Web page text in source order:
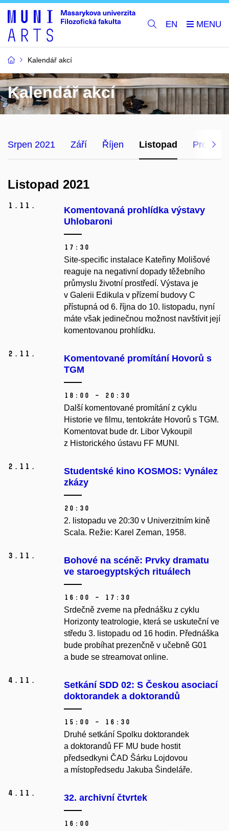
EN
Kalendář akcí
Kalendář akcí
Srpen 2021 Září Říjen Listopad Prosinec
Listopad 2021
1. 11.
Komentovaná prohlídka výstavy
Uhlobaroni
17:30
Site-specific instalace Kateřiny Molišové
reaguje na negativní dopady těžebního
průmyslu životní prostředí. Výstava je
v Galerii Edikula v přízemí budovy C
přístupná od 6. října do 10. listopadu, nyní
máte však jedinečnou možnost navštívit její
komentovanou prohlídku.
2. 11.
Komentované promítání Hovorů s
TGM
18:00 – 20:30
Další komentované promítání z cyklu
Historie ve filmu, tentokráte Hovorů s TGM.
Komentovat bude dr. Libor Vykoupil
z Historického ústavu FF MUNI.
2. 11.
Studentské kino KOSMOS: Vynález
zkázy
20:30
2. listopadu ve 20:30 v Univerzitním kině
Scala. Režie: Karel Zeman, 1958.
3. 11.
Bohové na scéně: Prvky dramatu
ve staroegyptských rituálech
16:00 – 17:30
Srdečně zveme na přednášku z cyklu
Horizonty teatrologie, která se uskuteční ve
středu 3. listopadu od 16 hodin. Přednáška
bude probíhat prezenčně v učebně G01
a bude se streamovat online.
4. 11.
Setkání SDD 02: S Českou asociací
doktorandek a doktorandů
15:00 – 16:30
Druhé setkání Spolku doktorandek
a doktorandů FF MU bude hostit
předsedkyni ČAD Šárku Lojdovou
a místopředsedu Jakuba Šindeláře.
4. 11. 32. archivní čtvrtek
16:00